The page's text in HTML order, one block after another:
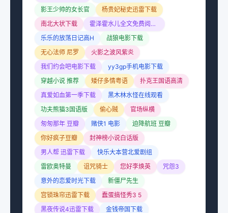
影王少帅的女长官
杨贵妃秘史迅雷下载
南北大状下载
霍泽霍水儿全文免费阅读小说
乐乐的放荡日记高H
战狼电影下载
无心法师 尼罗
火影之波风紫炎
我们约会吧电影下载
yy3gp手机电影下载
穿越小说 推荐
矮仔多情粤语
扑克王国语高清
真爱如血第一季下载
黑木林水怪在线观看
功夫熊猫3国语版
偷心贼
官场纵横
匆匆那年 豆瓣
赌侠1 电影
迫降航班 豆瓣
你好疯子豆瓣
封神榜小说白话版
男人帮 迅雷下载
快乐大本营北爱剧组
雷欧奥特曼
诅咒骑士 您好李焕英
咒怨3
意外的恋爱时光下载
新僵尸先生
宫锁珠帘迅雷下载
蠢蛋搞怪秀3 5
黑夜传说4迅雷下载
金钱帝国下载